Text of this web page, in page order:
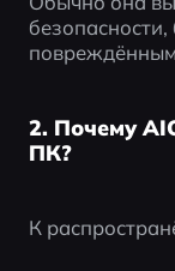
2. Почему
ПК?
К